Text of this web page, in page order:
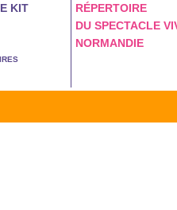
KIT
RÉPERTOIRE
DU SPECTACLE
NORMANDIE